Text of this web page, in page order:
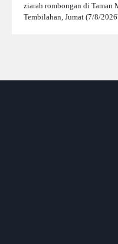
ziarah rombongan di Taman
Tembilahan, Jumat (7/8/